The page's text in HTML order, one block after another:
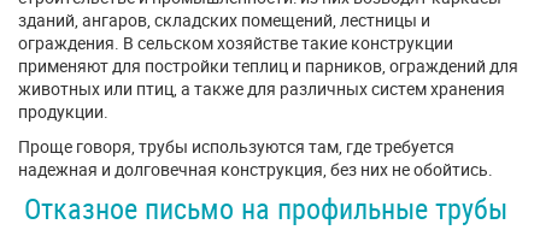
зданий, ангаров, складских помещений, лестницы и
ограждения. В сельском хозяйстве такие конструкции
применяют для постройки теплиц и парников, ограждений для
животных или птиц, а также для различных систем хранения
продукции.
Проще говоря, трубы используются там, где требуется
надежная и долговечная конструкция, без них не обойтись.
Отказное письмо на профильные трубы